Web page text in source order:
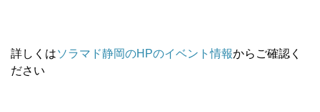
詳しくはソラマド静岡のHPのイベント情報からご確認く
ださい